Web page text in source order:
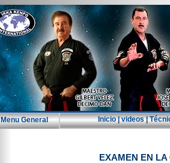
Menu General Inicio|videos|
EXAMEN EN